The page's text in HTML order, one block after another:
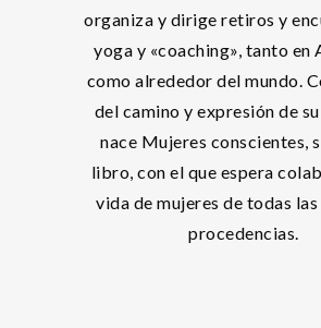
organiza y dirige retiros y
yoga y «coaching», tanto en
como alrededor del mundo.
del camino y expresión de
nace Mujeres conscientes,
libro, con el que espera
vida de mujeres de todas las
procedencias.